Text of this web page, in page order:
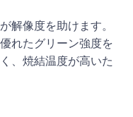
解像度を助けます。
れたグリーン強度を
、焼結温度が高いた